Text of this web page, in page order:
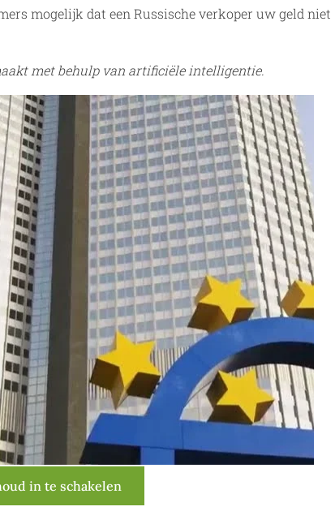
mogelijk dat een Russische verkoper uw geld niet
met behulp van artificiële intelligentie.
in te schakelen